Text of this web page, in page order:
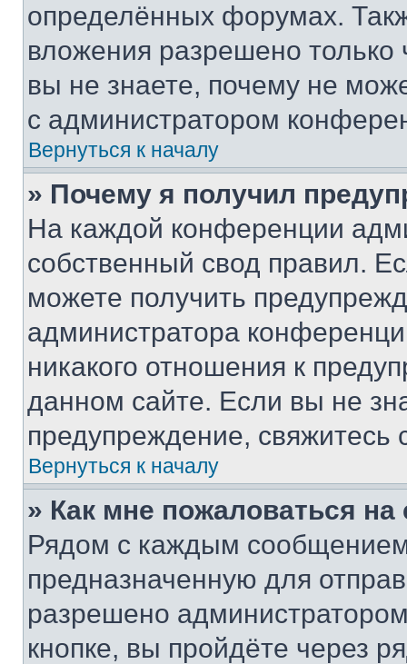
определённых форумах.
вложения разрешено
вы не знаете, почему не
с администратором
Вернуться к началу
» Почему я получил
На каждой конференции
собственный свод правил.
можете получить
администратора
никакого отношения к
данном сайте. Если вы не
предупреждение,
Вернуться к началу
» Как мне пожаловаться
Рядом с каждым сообщением
предназначенную для
разрешено
кнопке, вы пройдёте через